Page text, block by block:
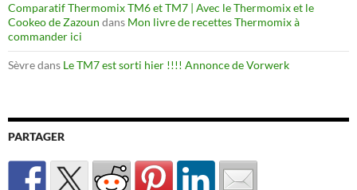
Comparatif Thermomix TM6 et TM7 | Avec le Thermomix et le
Cookeo de Zazoun dans Mon livre de recettes Thermomix à
commander ici
Sèvredans Le TM7 est sorti hier !!!! Annonce de Vorwerk
PARTAGER